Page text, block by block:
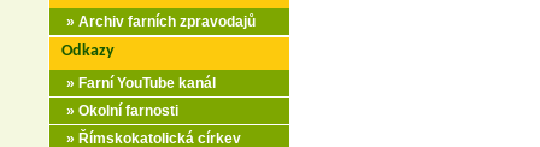
» Archiv farních zpravodajů
Odkazy
» Farní YouTube kanál
» Okolní farnosti
» Římskokatolická církev